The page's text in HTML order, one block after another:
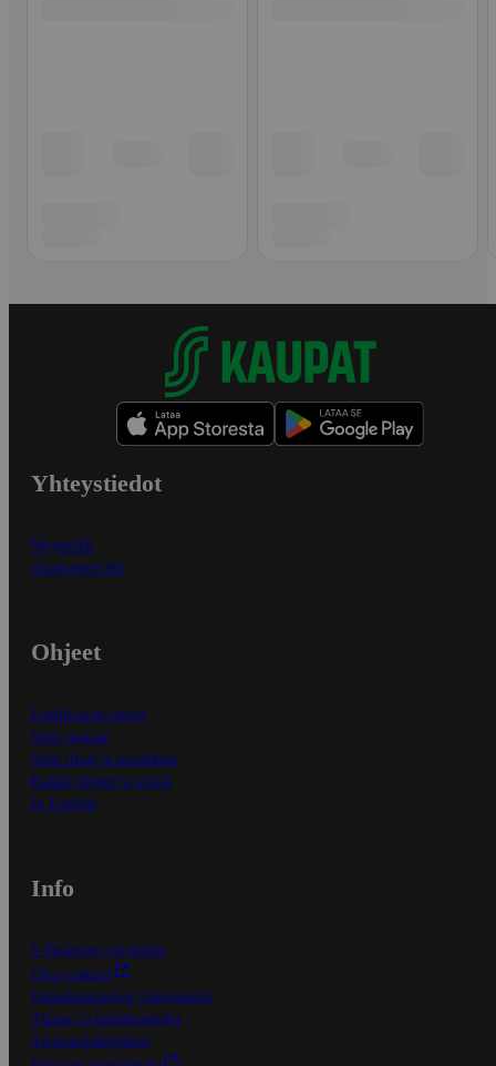
Yhteystiedot
Myymälät
Asiakaspalvelu
Ohjeet
Ensitilaajan ohjeet
Näin maksat
Näin tilaat ja muokkaat
Kaikki ohjeet ja vinkit
In English
Info
S-Business yrityksille
Oiva-raportit
Osuuskauppojen yhteystiedot
Tilaus- ja toimitusehdot
Tietosuojakäytäntö